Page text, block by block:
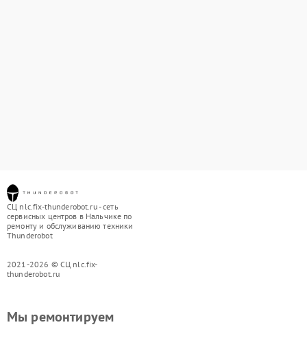
СЦ nlc.fix-thunderobot.ru - сеть
сервисных центров в Нальчике по
ремонту и обслуживанию техники
Thunderobot
2021-2026 © СЦ nlc.fix-
thunderobot.ru
Мы ремонтируем